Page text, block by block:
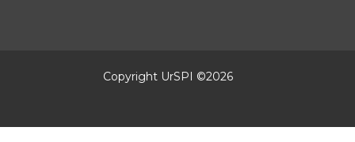
Copyright UrSPI ©2026